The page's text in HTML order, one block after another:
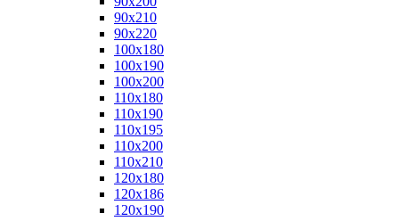
90x210
90x220
100x180
100x190
100x200
110x180
110x190
110x195
110x200
110x210
120x180
120x186
120x190